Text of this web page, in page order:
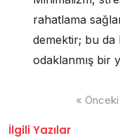
rahatlama
demektir; bu
odaklanmış bir
« Önceki
İlgili Yazılar